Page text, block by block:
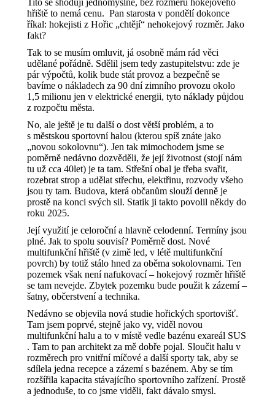
Tito se shodují jednomyslně, bez rozměru hokejového
hřiště to nemá cenu. Pan starosta v pondělí dokonce
říkal: hokejisti z Hořic „chtějí“ nehokejový rozměr. Jako
fakt?
Tak to se musím omluvit, já osobně mám rád věci
udělané pořádně. Sdělil jsem tedy zastupitelstvu: zde je
pár výpočtů, kolik bude stát provoz a bezpečně se
bavíme o nákladech za 90 dní zimního provozu okolo
1,5 milionu jen v elektrické energii, tyto náklady půjdou
z rozpočtu města.
No, ale ještě je tu další o dost větší problém, a to
s městskou sportovní halou (kterou spíš znáte jako
„novou sokolovnu“). Jen tak mimochodem jsme se
poměrně nedávno dozvěděli, že její životnost (stojí nám
tu už cca 40let) je ta tam. Střešní obal je třeba svařit,
rozebrat strop a udělat střechu, elektřinu, rozvody všeho
jsou ty tam. Budova, která občanům slouží denně je
prostě na konci svých sil. Statik ji takto povolil někdy do
roku 2025.
Její využití je celoroční a hlavně celodenní. Termíny jsou
plné. Jak to spolu souvisí? Poměrně dost. Nové
multifunkční hřiště (v zimě led, v létě multifunkční
povrch) by totiž stálo hned za oběma sokolovnami. Ten
pozemek však není nafukovací – hokejový rozměr hřiště
se tam nevejde. Zbytek pozemku bude použit k zázemí –
šatny, občerstvení a technika.
Nedávno se objevila nová studie hořických sportovišť.
Tam jsem poprvé, stejně jako vy, viděl novou
multifunkční halu a to v místě vedle bazénu exareál SUS
. Tam to pan architekt za mě dobře pojal. Sloučit halu v
rozměrech pro vnitřní míčové a další sporty tak, aby se
sdílela jedna recepce a zázemí s bazénem. Aby se tím
rozšířila kapacita stávajícího sportovního zařízení. Prostě
a jednoduše, to co jsme viděli, fakt dávalo smysl.